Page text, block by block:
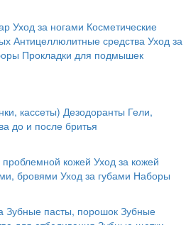
Уход за ногами Косметические
Антицеллюлитные средства Уход за
Прокладки для подмышек
кассеты) Дезодоранты Гели,
до и после бритья
проблемной кожей Уход за кожей
бровями Уход за губами Наборы
Зубные пасты, порошок Зубные